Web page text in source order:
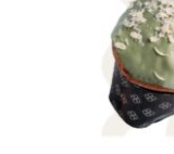
DETTAGLI